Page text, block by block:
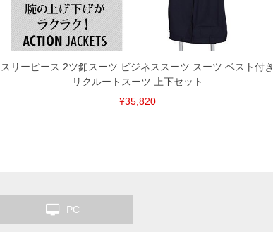
スリーピース 2ツ釦スーツ ビジネススーツ スーツ ベスト付き
リクルートスーツ 上下セット
¥35,820
PC